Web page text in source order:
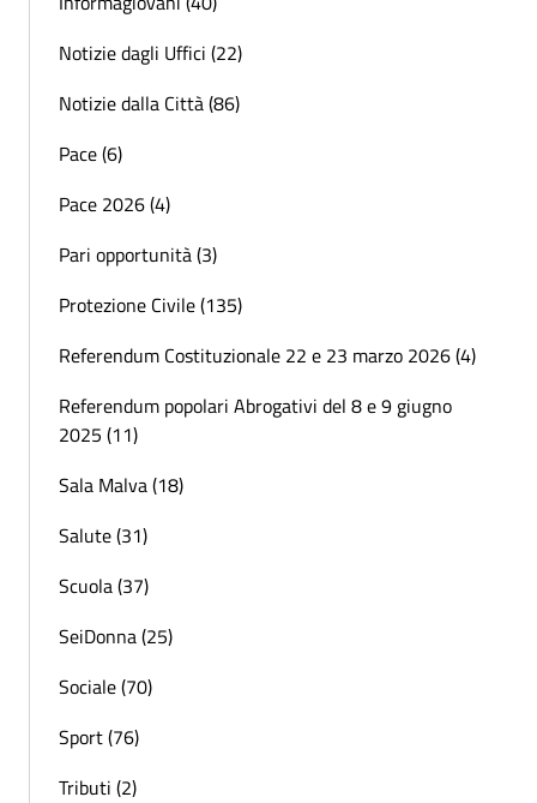
Notizie dagli Uffici (22)
Notizie dalla Città (86)
Pace (6)
Pace 2026 (4)
Pari opportunità (3)
Protezione Civile (135)
Referendum Costituzionale 22 e 23 marzo 2026 (4)
Referendum popolari Abrogativi del 8 e 9 giugno
2025 (11)
Sala Malva (18)
Salute (31)
Scuola (37)
SeiDonna (25)
Sociale (70)
Sport (76)
Tributi (2)